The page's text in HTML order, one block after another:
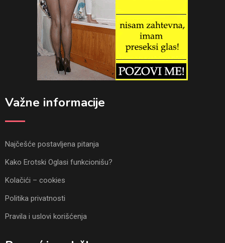
Važne informacije
Najčešće postavljena pitanja
Kako Erotski Oglasi funkcionišu?
Kolačići – cookies
Politika privatnosti
Pravila i uslovi korišćenja